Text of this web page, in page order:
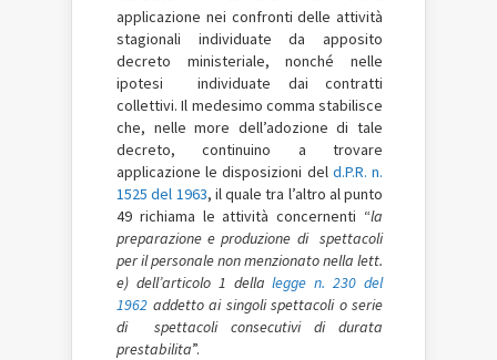
applicazione nei confronti delle attività
stagionali individuate da apposito
decreto ministeriale, nonché nelle
ipotesi individuate dai contratti
collettivi. Il medesimo comma stabilisce
che, nelle more dell’adozione di tale
decreto, continuino a trovare
applicazione le disposizioni del d.P.R. n.
1525 del 1963, il quale tra l’altro al punto
49 richiama le attività concernenti “la
preparazione e produzione di spettacoli
per il personale non menzionato nella lett.
e) dell’articolo 1 dellalegge n. 230 del
1962 addetto ai singoli spettacoli o serie
di spettacoli consecutivi di durata
prestabilita”.